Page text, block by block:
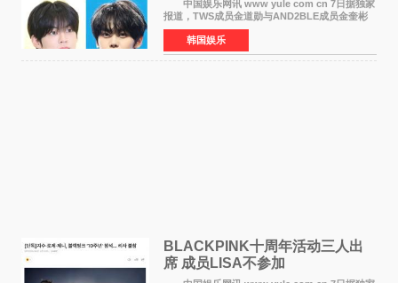
中国娱乐网讯 www yule com cn 7日据独家
报道，TWS成员金道勋与AND2BLE成员金奎彬
将于8月离开《音乐中心》MC的位置。 金道
勋与金奎彬于去年3月与H2H A-NA一起被选为
《音乐中心》MC，约1
韩国娱乐
BLACKPINK十周年活动三人出
席 成员LISA不参加